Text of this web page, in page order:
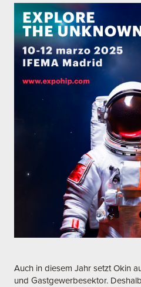
Auch in diesem Jahr setzt Okin
und Gastgewerbesektor.